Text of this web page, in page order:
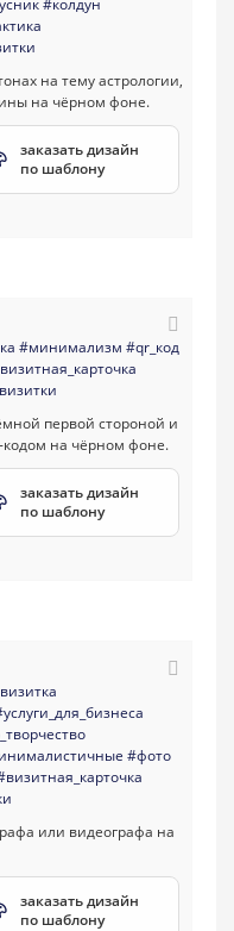
#колдун
заказать дизайн
по шаблону
#минимализм #qr_код
заказать дизайн
по шаблону
#фото
заказать дизайн
по шаблону